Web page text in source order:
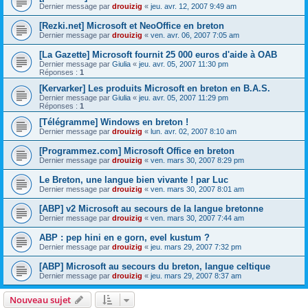
Dernier message par drouizig « jeu. avr. 12, 2007 9:49 am
[Rezki.net] Microsoft et NeoOffice en breton
Dernier message par drouizig « ven. avr. 06, 2007 7:05 am
[La Gazette] Microsoft fournit 25 000 euros d'aide à OAB
Dernier message par Giulia « jeu. avr. 05, 2007 11:30 pm
Réponses : 1
[Kervarker] Les produits Microsoft en breton en B.A.S.
Dernier message par Giulia « jeu. avr. 05, 2007 11:29 pm
Réponses : 1
[Télégramme] Windows en breton !
Dernier message par drouizig « lun. avr. 02, 2007 8:10 am
[Programmez.com] Microsoft Office en breton
Dernier message par drouizig « ven. mars 30, 2007 8:29 pm
Le Breton, une langue bien vivante ! par Luc
Dernier message par drouizig « ven. mars 30, 2007 8:01 am
[ABP] v2 Microsoft au secours de la langue bretonne
Dernier message par drouizig « ven. mars 30, 2007 7:44 am
ABP : pep hini en e gorn, evel kustum ?
Dernier message par drouizig « jeu. mars 29, 2007 7:32 pm
[ABP] Microsoft au secours du breton, langue celtique
Dernier message par drouizig « jeu. mars 29, 2007 8:37 am
Nouveau sujet